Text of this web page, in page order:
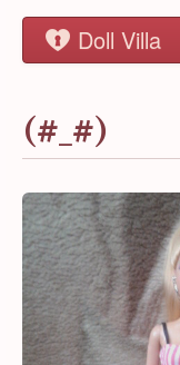
Doll Villa
(#_#)